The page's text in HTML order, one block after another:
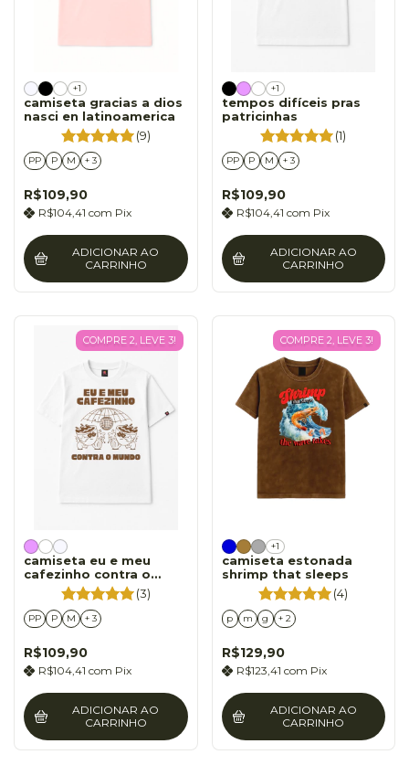
+1
camiseta gracias a dios
nasci en latinoamerica
(9)
PP P M + 3
R$109,90
R$104,41 com Pix
ADICIONAR AO
CARRINHO
+1
tempos difíceis pras
patricinhas
(1)
PP P M + 3
R$109,90
R$104,41 com Pix
ADICIONAR AO
CARRINHO
COMPRE 2, LEVE 3!
camiseta eu e meu
cafezinho contra o
mundo
(3)
PP P M + 3
R$109,90
R$104,41 com Pix
ADICIONAR AO
CARRINHO
COMPRE 2, LEVE 3!
+1
camiseta estonada
shrimp that sleeps
(4)
p m g + 2
R$129,90
R$123,41 com Pix
ADICIONAR AO
CARRINHO